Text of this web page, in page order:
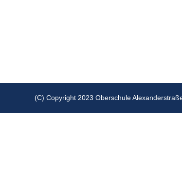
(C) Copyright 2023 Oberschule